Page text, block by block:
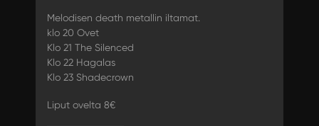
Melodisen death metallin iltamat.
klo 20 Ovet
Klo 21 The Silenced
Klo 22 Hagalas
Klo 23 Shadecrown
Liput ovelta 8€